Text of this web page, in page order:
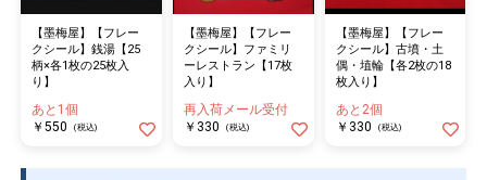
【墨梅屋】【フレー
クシール】銭湯【25
柄×各1枚の25枚入
り】
あと1個
￥550
(税込)
【墨梅屋】【フレー
クシール】ファミリ
ーレストラン【17枚
入り】
再入荷メール受付
￥330
(税込)
【墨梅屋】【フレー
クシール】古墳・土
偶・埴輪【各2枚の18
枚入り】
あと2個
￥330
(税込)